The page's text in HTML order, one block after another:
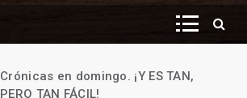
Crónicas en domingo. ¡Y ES TAN,
PERO TAN FÁCIL!